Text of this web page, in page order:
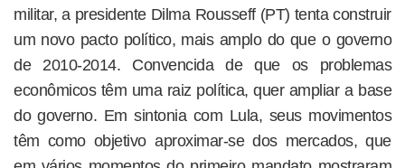
militar, a presidente Dilma Rousseff (PT) tenta construir
um novo pacto político, mais amplo do que o governo
de 2010-2014. Convencida de que os problemas
econômicos têm uma raiz política, quer ampliar a base
do governo. Em sintonia com Lula, seus movimentos
têm como objetivo aproximar-se dos mercados, que